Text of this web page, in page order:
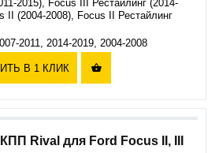
2015), Focus III Рестайлинг (2014-
II (2004-2008), Focus II Рестайлинг
2011, 2014-2019, 2004-2008
В 1 КЛИК 
Rival для Ford Focus II, III